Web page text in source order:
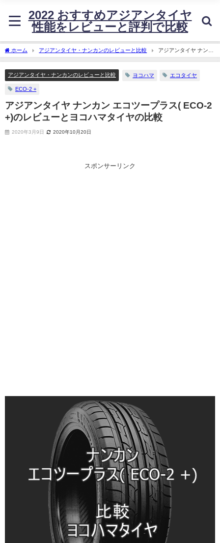
2022 おすすめアジアンタイヤ
性能をレビューと評判で比較
ホーム アジアンタイヤ・ナンカンのレビューと比較
アジアンタイヤ ナンカ
ン エコツープラス( ECO-2 +)のレビューとヨコハマタイヤの比較
アジアンタイヤ・ナンカンのレビューと比較 ヨコハマ エコタイヤ
ECO-2 +
アジアンタイヤ ナンカン エコツープラス( ECO-2
+)のレビューとヨコハマタイヤの比較
2020年3月9日 2020年10月20日
スポンサーリンク